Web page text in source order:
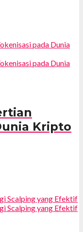
Kripto